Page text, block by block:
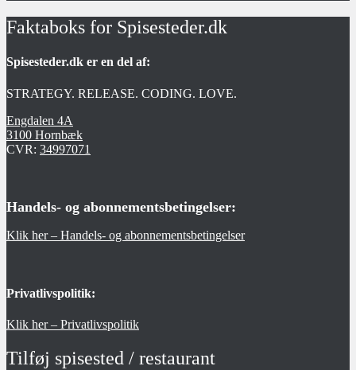
Faktaboks for Spisesteder.dk
Spisesteder.dk er en del af:
STRATEGY. RELEASE. CODING. LOVE.
Engdalen 4A
3100 Hornbæk
CVR: 34997071
Handels- og abonnementsbetingelser:
Klik her – Handels- og abonnementsbetingelser
Privatlivspolitik:
Klik her – Privatlivspolitik
Tilføj spisested / restaurant